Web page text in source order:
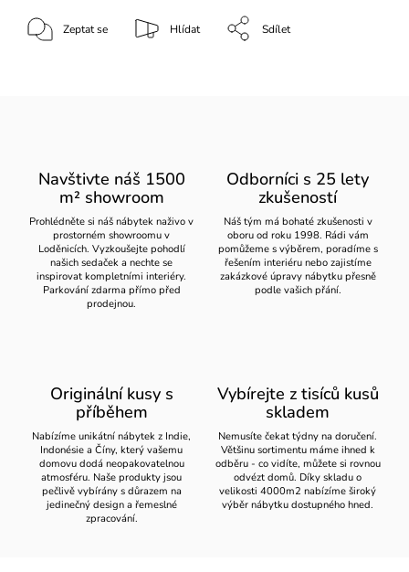
Zeptat se Hlídat Sdílet
Navštivte náš 1500
m² showroom
Prohlédněte si náš nábytek naživo v
prostorném showroomu v
Loděnicích. Vyzkoušejte pohodlí
našich sedaček a nechte se
inspirovat kompletními interiéry.
Parkování zdarma přímo před
prodejnou.
Odborníci s 25 lety
zkušeností
Náš tým má bohaté zkušenosti v
oboru od roku 1998. Rádi vám
pomůžeme s výběrem, poradíme s
řešením interiéru nebo zajistíme
zakázkové úpravy nábytku přesně
podle vašich přání.
Originální kusy s
příběhem
Nabízíme unikátní nábytek z Indie,
Indonésie a Číny, který vašemu
domovu dodá neopakovatelnou
atmosféru. Naše produkty jsou
pečlivě vybírány s důrazem na
jedinečný design a řemeslné
zpracování.
Vybírejte z tisíců kusů
skladem
Nemusíte čekat týdny na doručení.
Většinu sortimentu máme ihned k
odběru - co vidíte, můžete si rovnou
odvézt domů. Díky skladu o
velikosti 4000m2 nabízíme široký
výběr nábytku dostupného hned.